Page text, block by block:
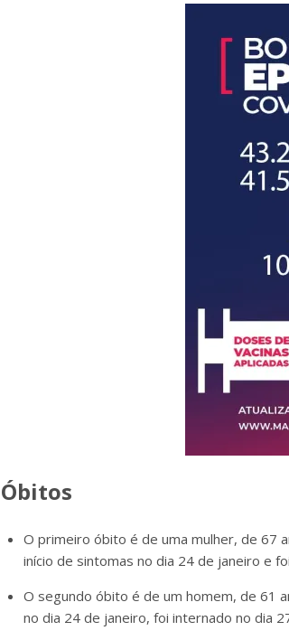
Óbitos
O primeiro óbito é de uma mulher, de 67
início de sintomas no dia 24 de janeiro e
O segundo óbito é de um homem, de 61
no dia 24 de janeiro, foi internado no dia